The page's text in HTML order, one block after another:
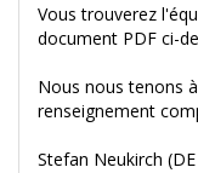
Vous trouverez
document PDF ci-
Nous nous tenons
renseignement
Stefan Neukirch